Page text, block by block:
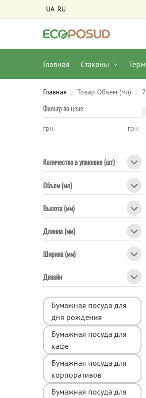
UA RU
Главная Стаканы
Главная / Товар Объем (мл) /
Фильтр по цене
грн. грн.
Количество в упаковке (шт)
Объем (мл)
Высота (мм)
Длинна (мм)
Ширина (мм)
Дизайн
Бумажная посуда для
дня рождения
Бумажная посуда для
кафе
Бумажная посуда для
корпоративов
Бумажная посуда для